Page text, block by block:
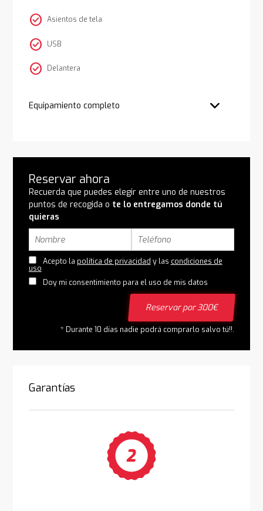
check_circle Asientos de tela
check_circle USB
check_circle Delantera
Equipamiento completo
Reservar ahora
Recuerda que puedes elegir entre uno de nuestros
puntos de recogida o te lo entregamos donde tú
quieras
Acepto la política de privacidad y las condiciones de
uso
Doy mi consentimiento para el uso de mis datos
Reservar por 300€
* Durante 10 días nadie podrá comprarlo salvo tú!!.
Garantías